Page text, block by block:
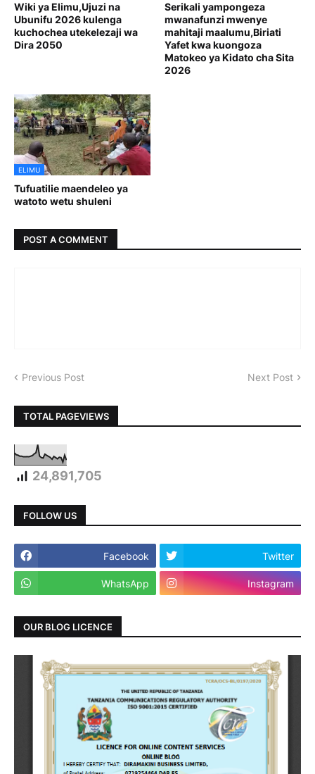
Wiki ya Elimu,Ujuzi na
Ubunifu 2026 kulenga
kuchochea utekelezaji wa
Dira 2050
Serikali yampongeza
mwanafunzi mwenye
mahitaji maalumu,Biriati
Yafet kwa kuongoza
Matokeo ya Kidato cha Sita
2026
ELIMU
Tufuatilie maendeleo ya
watoto wetu shuleni
POST A COMMENT
Previous Post Next Post
TOTAL PAGEVIEWS
24,891,705
FOLLOW US
Facebook Twitter
WhatsApp Instagram
OUR BLOG LICENCE